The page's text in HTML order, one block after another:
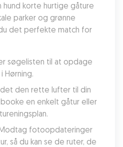
hund korte hurtige gåture
parker og grønne
det perfekte match for
søgelisten til at opdage
Hørning.
den rette lufter til din
booke en enkelt gåtur eller
fotoopdateringer
så du kan se de ruter, de